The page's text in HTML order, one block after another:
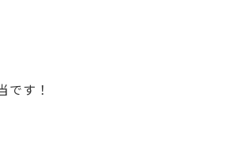
です！